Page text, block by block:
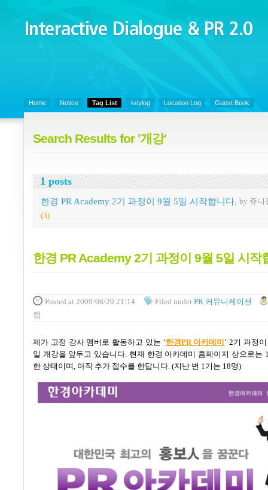
Interactive Dialogue &
PR 2.0
Home Notice Tag List keylog Location Log Guest Book
Search Results for '개강'
1 posts
한경 PR Academy 2기 과정이 9월 5일 시작합니다. by 쥬니
(3)
한경 PR Academy 2기 과정이 9월 5일 시작
Posted at 2009/08/20 21:14 Filed under PR 커뮤니케이션
캡
제가 고정 강사 멤버로 활동하고 있는 ‘한경PR 아카데미 ’ 2기 과정
일 개강을 앞두고 있습니다 현재 한경 아카데미 홈페이지 상으로는
한 상태이며, 아직 추가 접수를 한답니다. (지난 번 1 기는 18명)